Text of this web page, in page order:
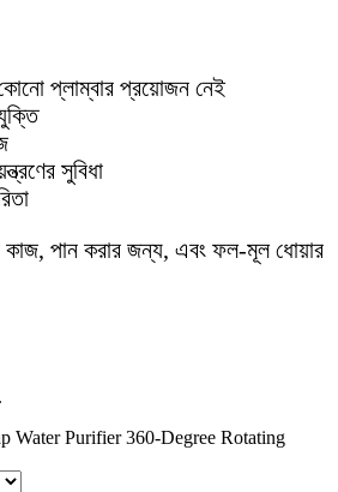
প্লাম্বার প্রয়োজন নেই
সুবিধা
কাজ, পান করার জন্য, এবং ফল-মূল ধোয়ার
Water Purifier 360-Degree Rotating